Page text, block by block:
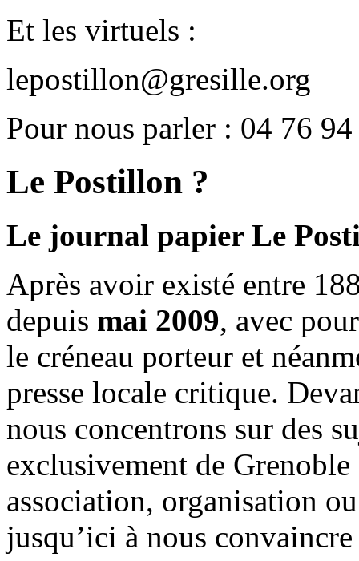
Et les virtuels :
lepostillon@gresille.org
Pour nous parler : 04 76
Le Postillon ?
Le journal papier Le
Après avoir existé entre
depuis mai 2009, avec
le créneau porteur et
presse locale critique.
nous concentrons sur des
exclusivement de
association, organisation
jusqu’ici à nous